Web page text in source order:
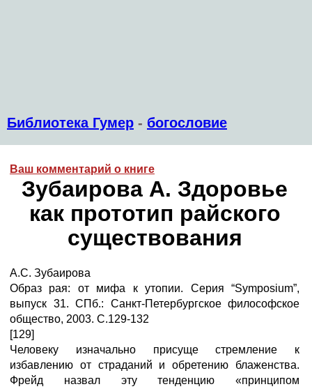
Библиотека Гумер - богословие
Ваш комментарий о книге
Зубаирова A. Здоровье
как прототип райского
существования
А.С. Зубаирова
Образ рая: от мифа к утопии. Серия “Symposium”,
выпуск 31. СПб.: Санкт-Петербургское философское
общество, 2003. С.129-132
[129]
Человеку изначально присуще стремление к
избавлению от страданий и обретению блаженства.
Фрейд назвал эту тенденцию «принципом